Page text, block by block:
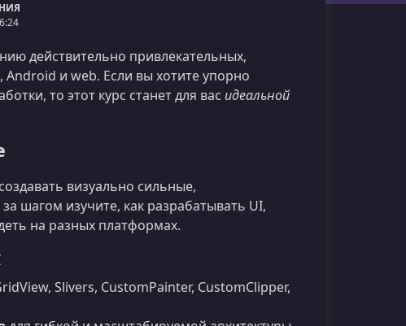
действительно привлекательных,
и web. Если вы хотите упорно
то этот курс станет для вас идеальной
визуально сильные,
шагом изучите, как разрабатывать UI,
на разных платформах.
Slivers, CustomPainter, CustomClipper,